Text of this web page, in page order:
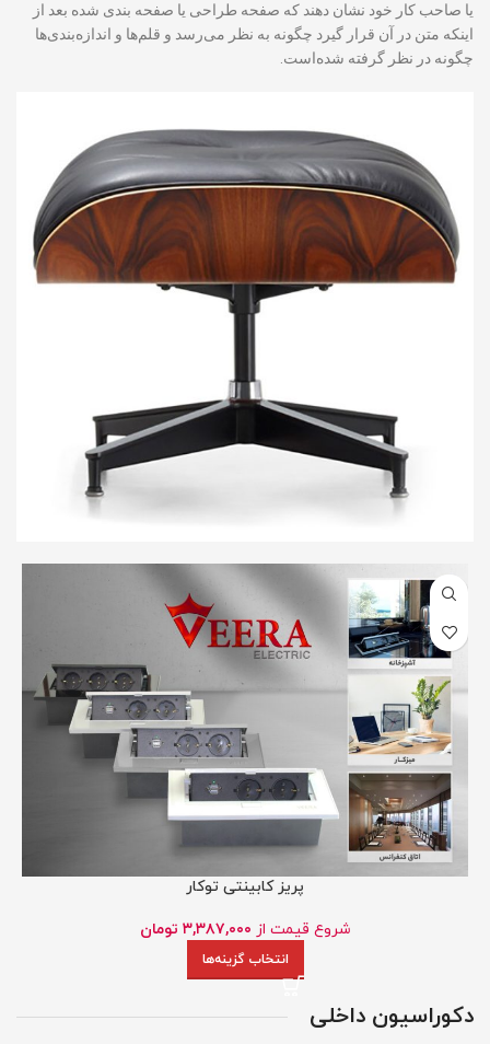
یا صاحب کار خود نشان دهند که صفحه طراحی یا صفحه بندی شده بعد از
اینکه متن در آن قرار گیرد چگونه به نظر می‌رسد و قلم‌ها و اندازه‌بندی‌ها
چگونه در نظر گرفته شده‌است.
پریز کابینتی توکار
شروع قیمت از ۳,۳۸۷,۰۰۰ تومان
انتخاب گزینه‌ها
دکوراسیون داخلی